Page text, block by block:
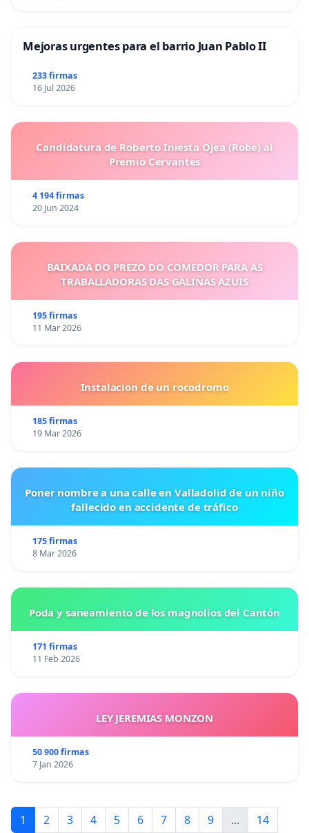
Mejoras urgentes para el barrio Juan Pablo II
233 firmas
16 Jul 2026
Candidatura de Roberto Iniesta Ojea (Robe) al
Premio Cervantes
4 194 firmas
20 Jun 2024
BAIXADA DO PREZO DO COMEDOR PARA AS
TRABALLADORAS DAS GALIÑAS AZUIS
195 firmas
11 Mar 2026
Instalacion de un rocodromo
185 firmas
19 Mar 2026
Poner nombre a una calle en Valladolid de un niño
fallecido en accidente de tráfico
175 firmas
8 Mar 2026
Poda y saneamiento de los magnolios del Cantón
171 firmas
11 Feb 2026
LEY JEREMIAS MONZON
50 900 firmas
7 Jan 2026
1 2 3 4 5 6 7 8 9 ...
14